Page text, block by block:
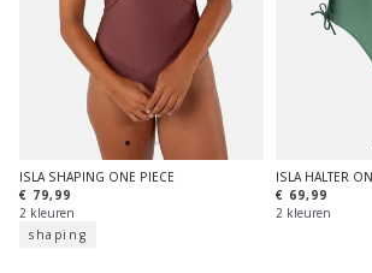
ISLA SHAPING ONE PIECE
€ 79,99
2 kleuren
shaping
ISLA HALTER
€ 69,99
2 kleuren